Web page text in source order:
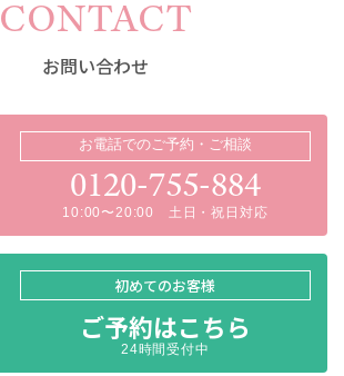
CONTACT
お問い合わせ
お電話でのご予約・ご相談
0120-755-884
10:00〜20:00 土日・祝日対応
初めてのお客様
ご予約はこちら
24時間受付中